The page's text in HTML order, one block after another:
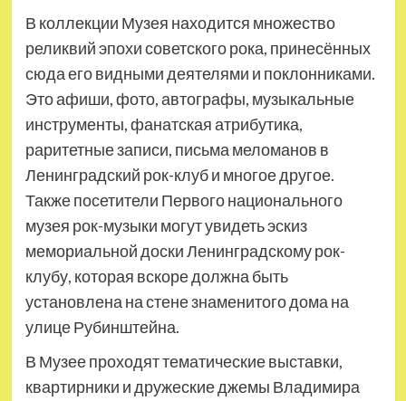
В коллекции Музея находится множество
реликвий эпохи советского рока, принесённых
сюда его видными деятелями и поклонниками.
Это афиши, фото, автографы, музыкальные
инструменты, фанатская атрибутика,
раритетные записи, письма меломанов в
Ленинградский рок-клуб и многое другое.
Также посетители Первого национального
музея рок-музыки могут увидеть эскиз
мемориальной доски Ленинградскому рок-
клубу, которая вскоре должна быть
установлена на стене знаменитого дома на
улице Рубинштейна.
В Музее проходят тематические выставки,
квартирники и дружеские джемы Владимира